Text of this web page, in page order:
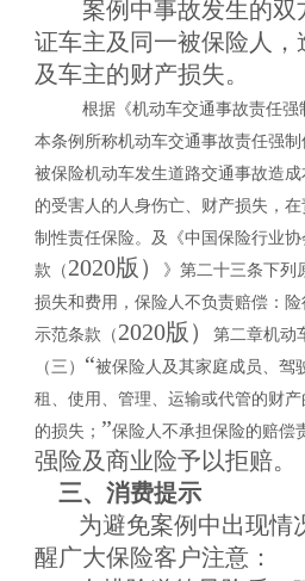
案例中事故发生的双
证车主及同一被保险人，
及车主的财产损失。
根据《机动车交通事故责任强
本条例所称机动车交通事故责任强
被保险机动车发生道路交通事故造
的受害人的人身伤亡、财产损失，
制性责任保险。 及《中 国保险行业
款（ 2020版） 》 第二十三条下列
损失和费用，保险人不负责赔偿：
示范条款（ 2020版）
第二章机动
（三） “被保险人及其家庭成员、驾
租、使用、管理、运输或代管的财
的损失； ”保险人不承担保险的赔偿
强险及商业险予以拒赔。
三、消费提示
为避免案例中出现情
醒广大保险客户注意：